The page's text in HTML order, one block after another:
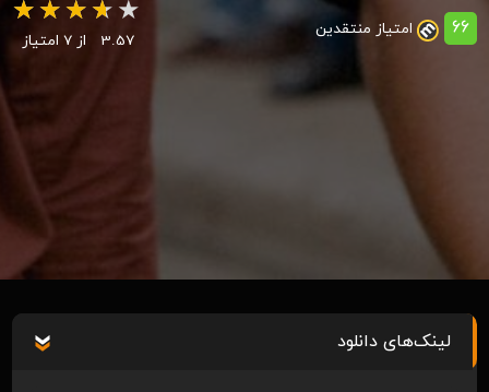
66 امتیاز منتقدین
3.57 از 7 امتیاز
لینک‌های دانلود